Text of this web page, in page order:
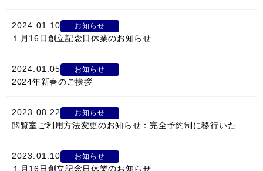
2024.01.10 お知らせ
１月16日創立記念日休業のお知らせ
2024.01.05 お知らせ
2024年新春のご挨拶
2023.08.22 お知らせ
2023.01.10 お知らせ
１月16日創立記念日休業のお知らせ